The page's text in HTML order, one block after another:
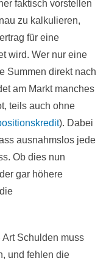
faktisch vorstellen
zu kalkulieren,
für eine
wird. Wer nur eine
Summen direkt nach
am Markt manches
teils auch ohne
). Dabei
ausnahmslos jede
Ob dies nun
gar höhere
Art Schulden muss
und fehlen die